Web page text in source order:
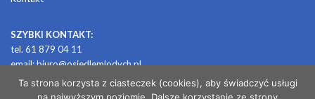
SZYBKI KONTAKT:
tel. 61 879 04 11
email:biuro@osiedlemlodych.pl
Ta strona korzysta z ciasteczek (cookies), aby świadczyć usługi